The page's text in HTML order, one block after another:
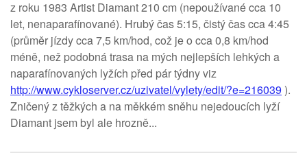
z roku 1983 Artist Diamant 210 cm (nepoužívané cca 10
let, nenaparafínované). Hrubý čas 5:15, čistý čas cca 4:45
(průměr jízdy cca 7,5 km/hod, což je o cca 0,8 km/hod
méně, než podobná trasa na mých nejlepších lehkých a
naparafínovaných lyžích před pár týdny viz
http://www.cykloserver.cz/uzivatel/vylety/edit/?e=216039 ).
Zničený z těžkých a na měkkém sněhu nejedoucích lyží
Diamant jsem byl ale hrozně...